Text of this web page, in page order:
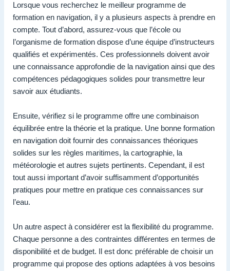
Lorsque vous recherchez le meilleur programme de
formation en navigation, il y a plusieurs aspects à prendre en
compte. Tout d’abord, assurez-vous que l’école ou
l’organisme de formation dispose d’une équipe d’instructeurs
qualifiés et expérimentés. Ces professionnels doivent avoir
une connaissance approfondie de la navigation ainsi que des
compétences pédagogiques solides pour transmettre leur
savoir aux étudiants.
Ensuite, vérifiez si le programme offre une combinaison
équilibrée entre la théorie et la pratique. Une bonne formation
en navigation doit fournir des connaissances théoriques
solides sur les règles maritimes, la cartographie, la
météorologie et autres sujets pertinents. Cependant, il est
tout aussi important d’avoir suffisamment d’opportunités
pratiques pour mettre en pratique ces connaissances sur
l’eau.
Un autre aspect à considérer est la flexibilité du programme.
Chaque personne a des contraintes différentes en termes de
disponibilité et de budget. Il est donc préférable de choisir un
programme qui propose des options adaptées à vos besoins